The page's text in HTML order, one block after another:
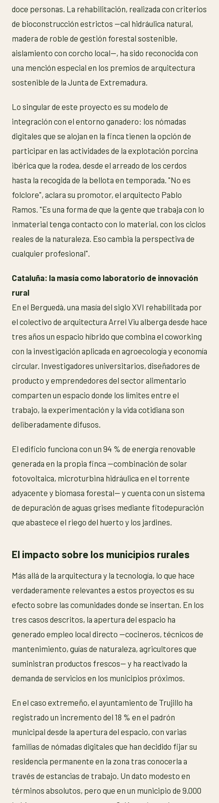
doce personas. La rehabilitación, realizada con criterios
de bioconstrucción estrictos —cal hidráulica natural,
madera de roble de gestión forestal sostenible,
aislamiento con corcho local—, ha sido reconocida con
una mención especial en los premios de arquitectura
sostenible de la Junta de Extremadura.
Lo singular de este proyecto es su modelo de
integración con el entorno ganadero: los nómadas
digitales que se alojan en la finca tienen la opción de
participar en las actividades de la explotación porcina
ibérica que la rodea, desde el arreado de los cerdos
hasta la recogida de la bellota en temporada. "No es
folclore", aclara su promotor, el arquitecto Pablo
Ramos. "Es una forma de que la gente que trabaja con lo
inmaterial tenga contacto con lo material, con los ciclos
reales de la naturaleza. Eso cambia la perspectiva de
cualquier profesional".
Cataluña: la masía como laboratorio de innovación
rural
En el Berguedà, una masía del siglo XVI rehabilitada por
el colectivo de arquitectura Arrel Viu alberga desde hace
tres años un espacio híbrido que combina el coworking
con la investigación aplicada en agroecología y economía
circular. Investigadores universitarios, diseñadores de
producto y emprendedores del sector alimentario
comparten un espacio donde los límites entre el
trabajo, la experimentación y la vida cotidiana son
deliberadamente difusos.
El edificio funciona con un 94 % de energía renovable
generada en la propia finca —combinación de solar
fotovoltaica, microturbina hidráulica en el torrente
adyacente y biomasa forestal— y cuenta con un sistema
de depuración de aguas grises mediante fitodepuración
que abastece el riego del huerto y los jardines.
El impacto sobre los municipios rurales
Más allá de la arquitectura y la tecnología, lo que hace
verdaderamente relevantes a estos proyectos es su
efecto sobre las comunidades donde se insertan. En los
tres casos descritos, la apertura del espacio ha
generado empleo local directo —cocineros, técnicos de
mantenimiento, guías de naturaleza, agricultores que
suministran productos frescos— y ha reactivado la
demanda de servicios en los municipios próximos.
En el caso extremeño, el ayuntamiento de Trujillo ha
registrado un incremento del 18 % en el padrón
municipal desde la apertura del espacio, con varias
familias de nómadas digitales que han decidido fijar su
residencia permanente en la zona tras conocerla a
través de estancias de trabajo. Un dato modesto en
términos absolutos, pero que en un municipio de 9.000